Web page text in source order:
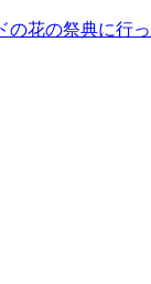
の花の祭典に行っ